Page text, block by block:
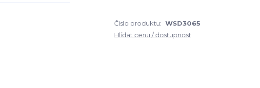
Číslo produktu: WSD3065
Hlídat cenu / dostupnost